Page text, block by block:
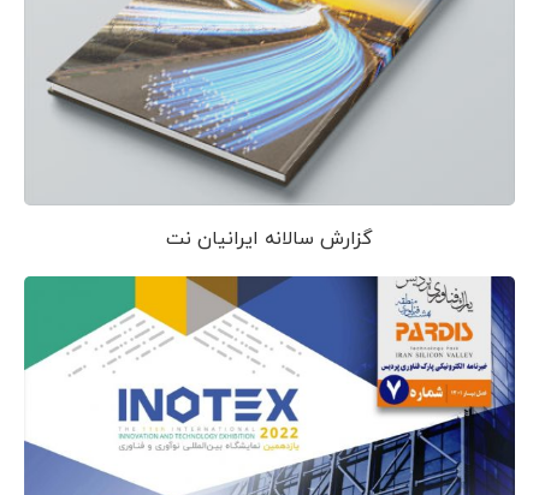
گزارش سالانه ایرانیان نت